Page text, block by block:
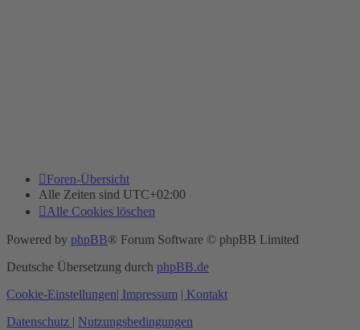
Foren-Übersicht
Alle Zeiten sind UTC+02:00
Alle Cookies löschen
Powered by phpBB® Forum Software © phpBB Limited
Deutsche Übersetzung durch phpBB.de
Cookie-Einstellungen| Impressum | Kontakt
Datenschutz | Nutzungsbedingungen